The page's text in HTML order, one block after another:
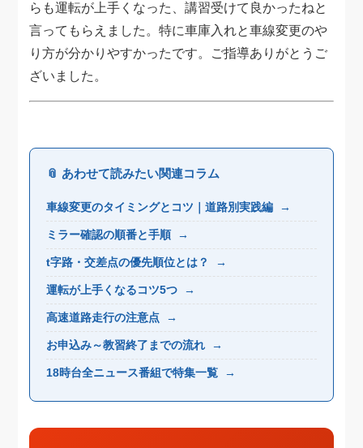
らも運転が上手くなった、講習受けて良かったねと
言ってもらえました。特に車庫入れと車線変更のや
り方が分かりやすかったです。ご指導ありがとうご
ざいました。
📎 あわせて読みたい関連コラム
車線変更のタイミングとコツ｜道路別実践編 →
ミラー確認の順番と手順 →
t字路・交差点の優先順位とは？ →
運転が上手くなるコツ5つ →
高速道路走行の注意点 →
お申込み～教習終了までの流れ →
18時台全ニュース番組で特集一覧 →